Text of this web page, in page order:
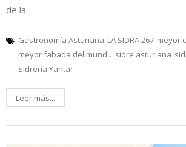
de la
Gastronomía Asturiana LA SIDRA 267 meyor
meyor fabada del mundu sidre asturiana
Sidrería Yantar
Leer más...